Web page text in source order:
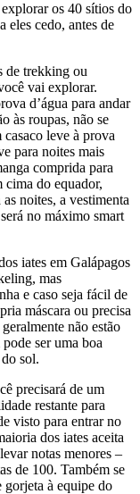
os 40 sítios do
eles cedo, antes de
de trekking ou
vai explorar.
d’água para andar
às roupas, não se
leve à prova
para noites mais
comprida para
cima do equador,
noites, a vestimenta
no máximo smart
iates em Galápagos
mas
e caso seja fácil de
máscara ou precisa
não estão
ser uma boa
sol.
precisará de um
restante para
visto para entrar no
dos iates aceita
notas menores –
de 100. Também se
gorjeta à equipe do